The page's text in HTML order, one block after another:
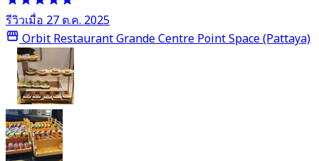
รีวิวเมื่อ 27 ต.ค. 2025
Orbit Restaurant Grande Centre Point Space (Pattaya)